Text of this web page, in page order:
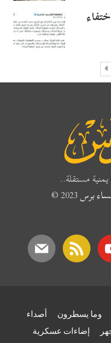
مستقلة..
برس
rss
mail
وما يسطرون
أصداء
إضاءات عسكرية